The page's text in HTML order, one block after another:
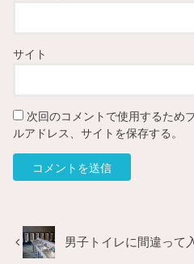
サイト
次回のコメントで使用するため
ルアドレス、サイトを保存する。
男子トイレに間違って